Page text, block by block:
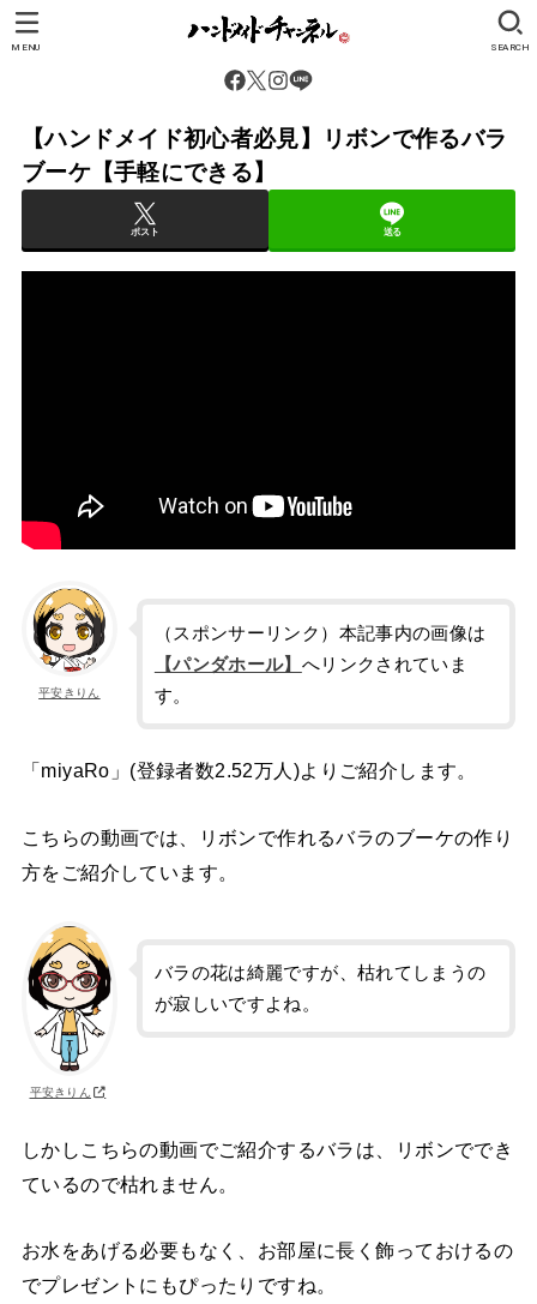
SEARCH
MENU
【ハンドメイド初心者必見】リボンで作るバラ
ブーケ【手軽にできる】
ポスト 送る
平安きりん
（スポンサーリンク）本記事内の画像は
【パンダホール】 へリンクされていま
す。
「miyaRo」(登録者数2.52万人)よりご紹介します。
こちらの動画では、リボンで作れるバラのブーケの作り
方をご紹介しています。
平安きりん
バラの花は綺麗ですが、枯れてしまうの
が寂しいですよね。
しかしこちらの動画でご紹介するバラは、リボンででき
ているので枯れません。
お水をあげる必要もなく、お部屋に長く飾っておけるの
でプレゼントにもぴったりですね。